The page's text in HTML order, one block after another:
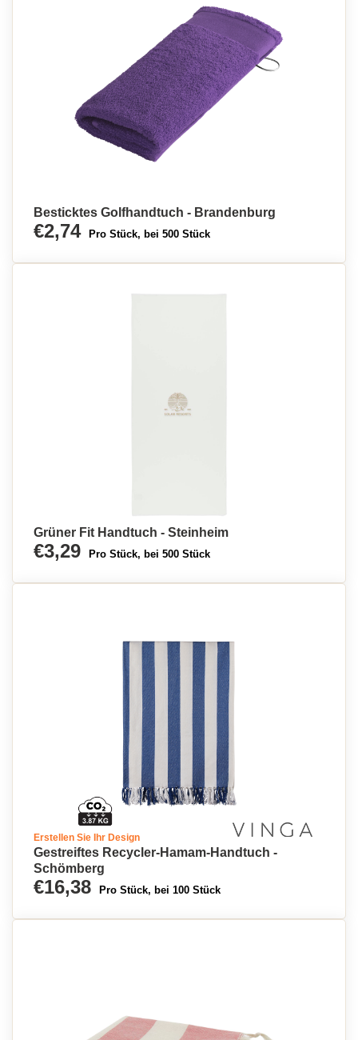
Besticktes Golfhandtuch - Brandenburg
€2,74 Pro Stück, bei 500 Stück
Grüner Fit Handtuch - Steinheim
€3,29 Pro Stück, bei 500 Stück
Erstellen Sie Ihr Design
Gestreiftes Recycler-Hamam-Handtuch -
Schömberg
€16,38 Pro Stück, bei 100 Stück